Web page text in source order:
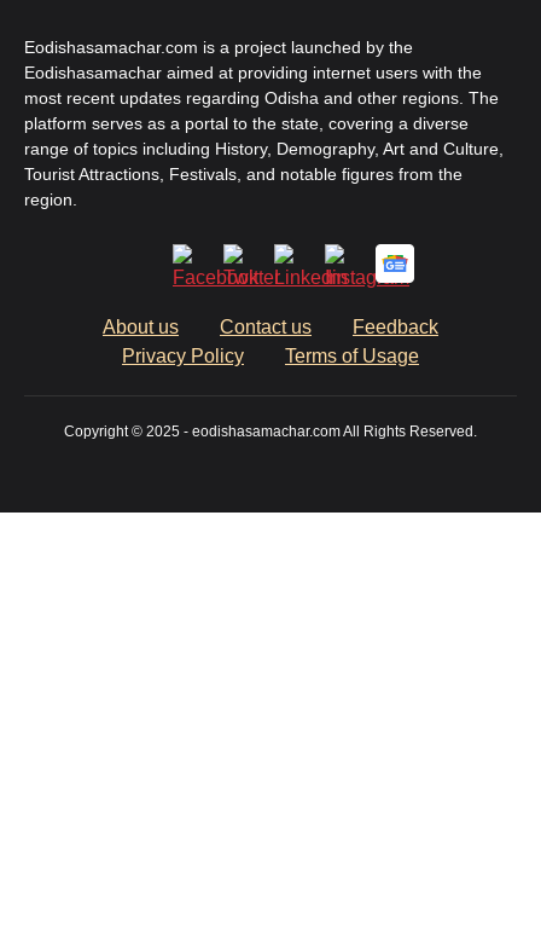
Eodishasamachar.com is a project launched by the
Eodishasamachar aimed at providing internet users with the
most recent updates regarding Odisha and other regions. The
platform serves as a portal to the state, covering a diverse
range of topics including History, Demography, Art and Culture,
Tourist Attractions, Festivals, and notable figures from the
region.
About us Contact us
Feedback
Privacy Policy
Terms of Usage
Copyright © 2025 - eodishasamachar.com All Rights Reserved.